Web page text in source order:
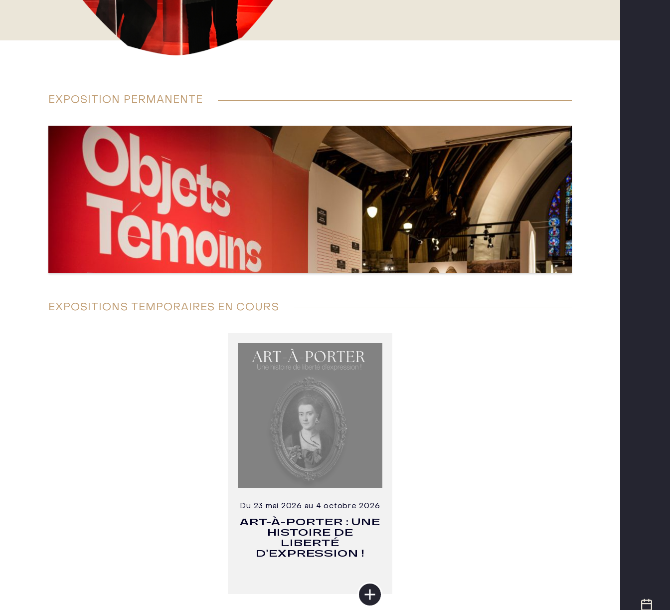
EXPOSITION PERMANENTE
EXPOSITIONS TEMPORAIRES EN COURS
Du 23 mai 2026 au 4 octobre 2026
ART-À-PORTER : UNE
HISTOIRE DE
LIBERTÉ
D'EXPRESSION !